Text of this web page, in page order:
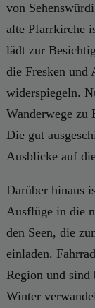
von
alte Pfarrkirche
lädt zur
die Fresken und
widerspiegeln.
Wanderwege zu
Die gut
Ausblicke auf
Darüber hinaus
Ausflüge in die
den Seen, die
einladen.
Region und sind
Winter